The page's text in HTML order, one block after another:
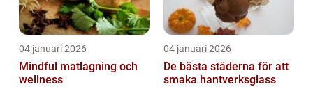
04 januari 2026
Mindful matlagning och
wellness
04 januari 2026
De bästa städerna för att
smaka hantverksglass